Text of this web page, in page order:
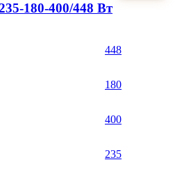
180-400/448 Вт
448
180
400
235